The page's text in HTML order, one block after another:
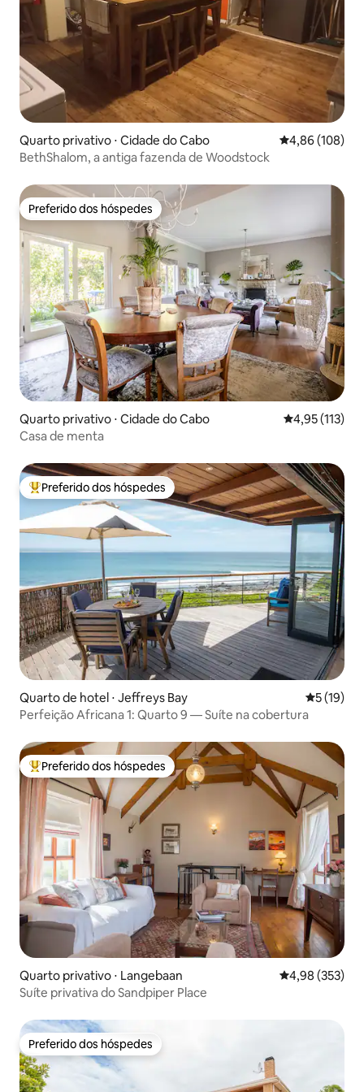
Quarto privativo ⋅ Cidade do Cabo 4,86 de uma
4,86 (108)
BethShalom, a antiga fazenda de Woodstock
Preferido dos hóspedes
Preferido dos hóspedes
Quarto privativo ⋅ Cidade do Cabo 4,95 de uma
4,95 (113)
Casa de menta
Entre os melhores preferidos dos hóspedes
Preferido dos hóspedes
Quarto de hotel ⋅ Jeffreys Bay 5 de uma
5 (19)
Perfeição Africana 1: Quarto 9 — Suíte na cobertura
Entre os melhores preferidos dos hóspedes
Preferido dos hóspedes
Quarto privativo ⋅ Langebaan 4,98 de uma
4,98 (353)
Suíte privativa do Sandpiper Place
Preferido dos hóspedes
Preferido dos hóspedes